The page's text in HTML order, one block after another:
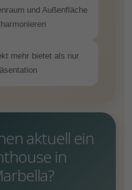
und Außenfläche
mehr bietet als nur
aktuell ein
in